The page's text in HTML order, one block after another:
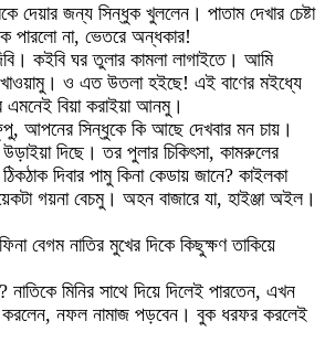
দেয়ার জন্য সিন্ধুক খুললেন। পাতাম দেখার চেষ্টা
পারলো না, ভেতরে অন্ধকার!
কইবি ঘর তুলার কামলা লাগাইতে। আমি
খাওয়ামু। ও এত উতলা হইছে! এই বাণের মইধ্যে
এমনেই বিয়া করাইয়া আনমু।
আপনের সিন্ধুকে কি আছে দেখবার মন চায়।
দিছে। তর পুলার চিকিৎসা, কামরুলের
ঠিকঠাক দিবার পামু কিনা কেডায় জানে? কাইলকা
গয়না বেচমু। অহন বাজারে যা, হাইঞ্জা অইল।
বেগম নাতির মুখের দিকে কিছুক্ষণ তাকিয়ে
মিনির সাথে দিয়ে দিলেই পারতেন, এখন
নফল নামাজ পড়বেন। বুক ধরফর করলেই